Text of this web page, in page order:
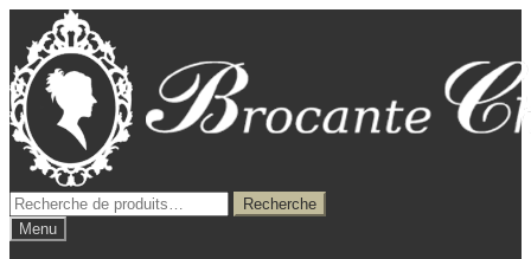
la
navigation
contenu
Recherche
pour :
Recherche
Menu